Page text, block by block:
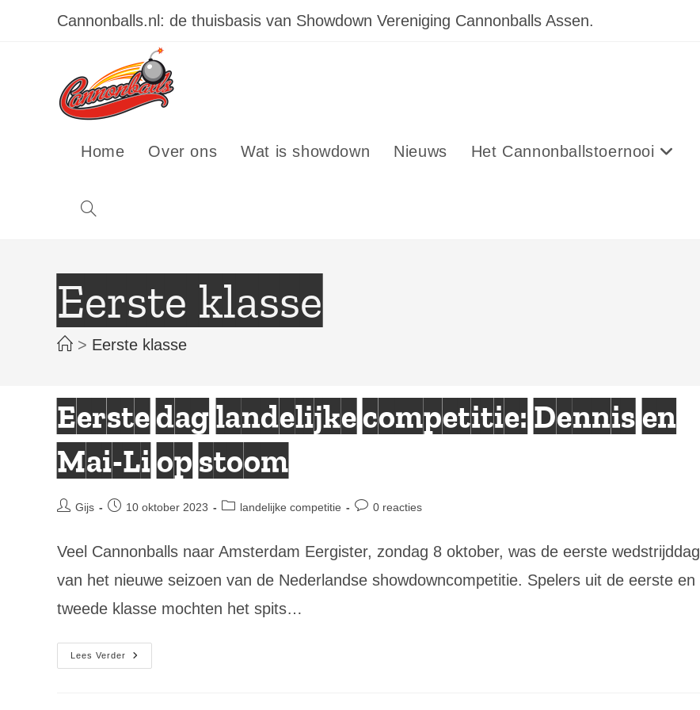
Cannonballs.nl: de thuisbasis van Showdown Vereniging Cannonballs Assen.
Home Over ons Wat is showdown Nieuws Het Cannonballstoernooi
Toggle
zoeken
Eerste klasse
> Eerste klasse
Eerste dag landelijke competitie: Dennis en
Mai-Li op stoom
Bericht
Gijs
Bericht10 oktober 2023 Berichtcategorie:
landelijke competitie
Bericht0 reacties
Veel Cannonballs naar Amsterdam Eergister, zondag 8 oktober, was de eerste wedstrijddag
van het nieuwe seizoen van de Nederlandse showdowncompetitie. Spelers uit de eerste en
tweede klasse mochten het spits…
Lees Verder
Eerste
Dag